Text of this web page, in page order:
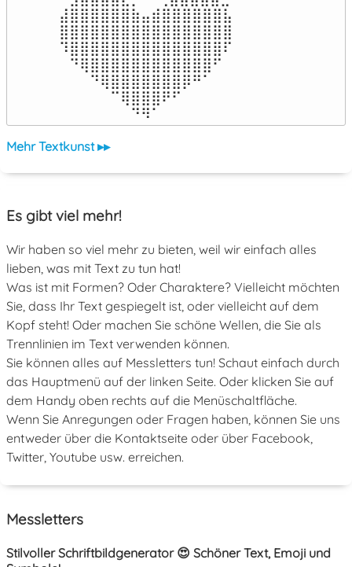
⣼⣿⣿⣿⣿⣿⣿⣷⣤⣾⣿⣿⣿⣿⣿⣿⣧
⣿⣿⣿⣿⣿⣿⣿⣿⣿⣿⣿⣿⣿⣿⣿⣿⣿
⠹⣿⣿⣿⣿⣿⣿⣿⣿⣿⣿⣿⣿⣿⣿⣿⠏
⠀⠙⢿⣿⣿⣿⣿⣿⣿⣿⣿⣿⣿⣿⣿⠋⠀
⠀⠀⠀⠙⢿⣿⣿⣿⣿⣿⣿⣿⡿⠛⠁⠀⠀
⠀⠀⠀⠀⠀⠉⢿⣿⣿⣿⠟⠋⠀⠀⠀⠀⠀
⠀⠀⠀⠀⠀⠀⠀⠙⠻⠁⠀⠀⠀⠀⠀⠀⠀⠀⠀⠀⠀⠀⠀
Mehr Textkunst ▸▸
Es gibt viel mehr!
Wir haben so viel mehr zu bieten, weil wir einfach alles
lieben, was mit Text zu tun hat!
Was ist mit Formen? Oder Charaktere? Vielleicht möchten
Sie, dass Ihr Text gespiegelt ist, oder vielleicht auf dem
Kopf steht! Oder machen Sie schöne Wellen, die Sie als
Trennlinien im Text verwenden können.
Sie können alles auf Messletters tun! Schaut einfach durch
das Hauptmenü auf der linken Seite. Oder klicken Sie auf
dem Handy oben rechts auf die Menüschaltfläche.
Wenn Sie Anregungen oder Fragen haben, können Sie uns
entweder über die Kontaktseite oder über Facebook,
Twitter, Youtube usw. erreichen.
Messletters
Stilvoller Schriftbildgenerator 😍 Schöner Text, Emoji und